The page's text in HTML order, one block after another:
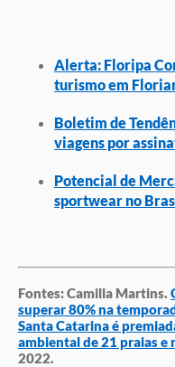
Alerta: Floripa
turismo em
Boletim de
viagens por
Potencial de
sportwear no
Fontes: Camilla Martins.
superar 80% na
Santa Catarina é
ambiental de 21 praias e
2022.